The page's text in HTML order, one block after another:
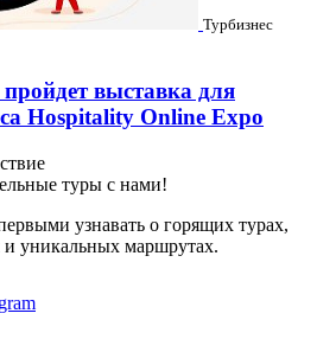
Турбизнес
выставка для
Hospitality Online Expo
туры с нами!
узнавать о горящих турах,
уникальных маршрутах.